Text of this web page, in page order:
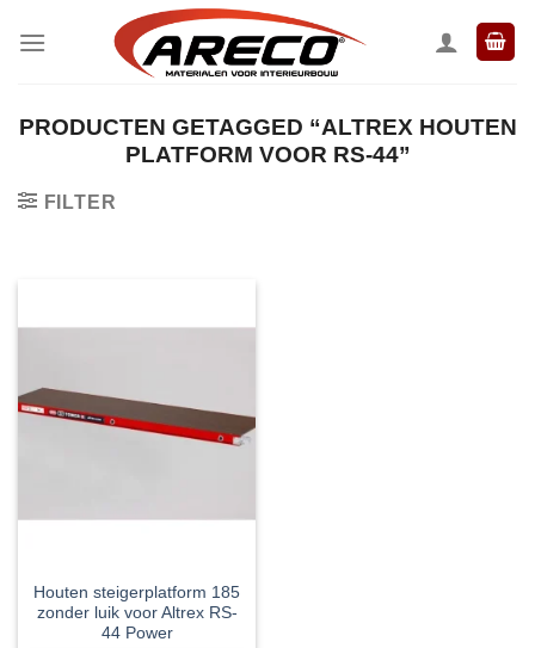
naar
PRODUCTEN GETAGGED “ALTREX HOUTEN
PLATFORM VOOR RS-44”
FILTER
Houten steigerplatform 185
zonder luik voor Altrex RS-
44 Power